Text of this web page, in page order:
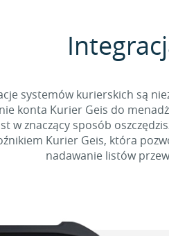
systemów kurierskich są
konta Kurier Geis do
w znaczący sposób
Kurier Geis, która
nadawanie listów